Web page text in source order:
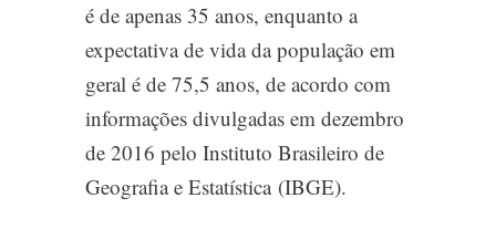
é de apenas 35 anos, enquanto a
expectativa de vida da população em
geral é de 75,5 anos, de acordo com
informações divulgadas em dezembro
de 2016 pelo Instituto Brasileiro de
Geografia e Estatística (IBGE).